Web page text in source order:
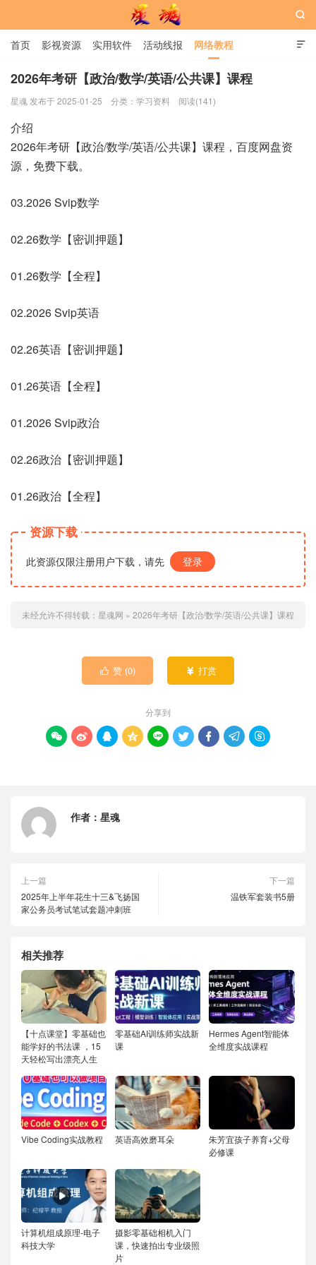

首页 影视资源 实用软件 活动线报 网络教程
用户中心 书籍 娱乐

2026年考研【政治/数学/英语/公共课】课程
星魂 发布于 2025-01-25 分类： 学习资料 阅读(141)
介绍
2026年考研【政治/数学/英语/公共课】课程，百度网盘资
源，免费下载。
03.2026 Svip数学
02.26数学【密训押题】
01.26数学【全程】
02.2026 Svip英语
02.26英语【密训押题】
01.26英语【全程】
01.2026 Svip政治
02.26政治【密训押题】
01.26政治【全程】
资源下载
此资源仅限注册用户下载，请先 登录
未经允许不得转载： 星魂网 » 2026年考研【政治/数学/英语/公共课】课程
 赞 (0)  打赏
分享到
        
作者： 星魂
上一篇
2025年上半年花生十三&飞扬国
家公务员考试笔试套题冲刺班
下一篇
温铁军套装书5册
相关推荐
【十点课堂】零基础也
能学好的书法课 ，15
天轻松写出漂亮人生
零基础AI训练师实战新
课
Hermes Agent智能体
全维度实战课程
Vibe Coding实战教程 英语高效磨耳朵
朱芳宜孩子养育+父母
必修课
计算机组成原理-电子
科技大学
摄影零基础相机入门
课，快速拍出专业级照
片